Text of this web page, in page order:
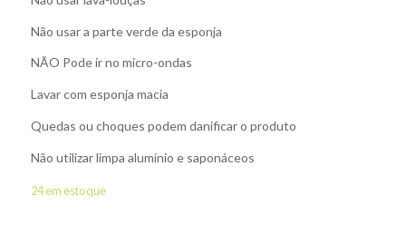
Não usar a parte verde da esponja
NÃO Pode ir no micro-ondas
Lavar com esponja macia
Quedas ou choques podem danificar o produto
Não utilizar limpa alumínio e saponáceos
24 em estoque